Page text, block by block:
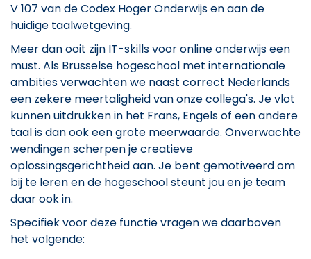
V 107 van de Codex Hoger Onderwijs en aan de
huidige taalwetgeving.
Meer dan ooit zijn IT-skills voor online onderwijs een
must. Als Brusselse hogeschool met internationale
ambities verwachten we naast correct Nederlands
een zekere meertaligheid van onze collega's. Je vlot
kunnen uitdrukken in het Frans, Engels of een andere
taal is dan ook een grote meerwaarde. Onverwachte
wendingen scherpen je creatieve
oplossingsgerichtheid aan. Je bent gemotiveerd om
bij te leren en de hogeschool steunt jou en je team
daar ook in.
Specifiek voor deze functie vragen we daarboven
het volgende: